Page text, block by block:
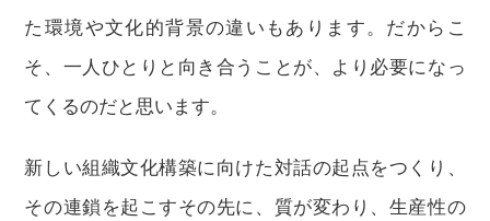
た環境や文化的背景の違いもあります。だからこ
そ、一人ひとりと向き合うことが、より必要になっ
てくるのだと思います。
新しい組織文化構築に向けた対話の起点をつくり、
その連鎖を起こすその先に、質が変わり、生産性の